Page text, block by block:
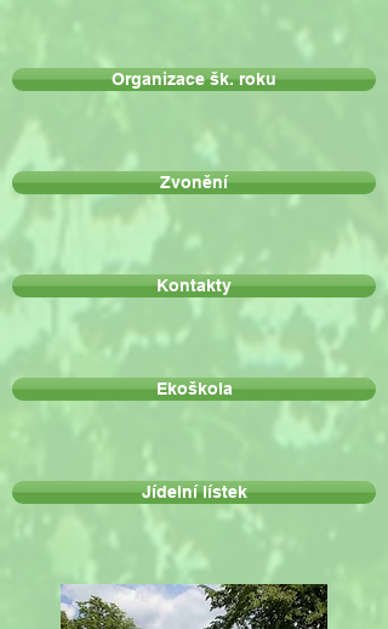
Organizace šk. roku
Zvonění
Kontakty
Ekoškola
Jídelní lístek